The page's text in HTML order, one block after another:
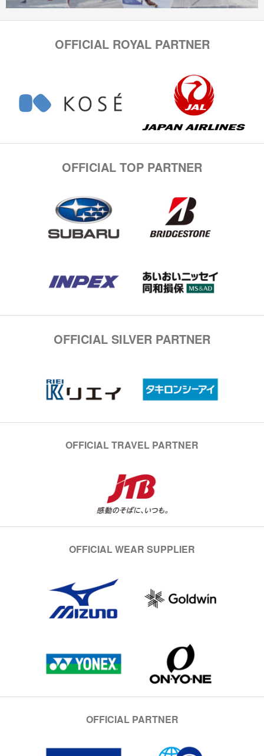
OFFICIAL ROYAL PARTNER
OFFICIAL TOP PARTNER
OFFICIAL SILVER PARTNER
OFFICIAL TRAVEL PARTNER
OFFICIAL WEAR SUPPLIER
OFFICIAL PARTNER